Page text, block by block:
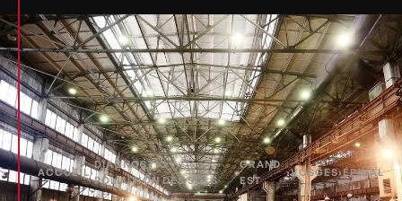
ACCUEIL›
DIAGNOSTIC
POLLUTION DES SOLS
›
GRAND
EST
›VOSGES›ÉPINAL